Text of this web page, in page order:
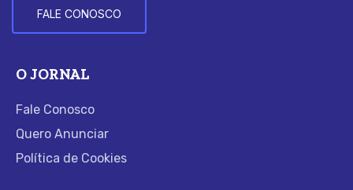
FALE CONOSCO
O JORNAL
Fale Conosco
Quero Anunciar
Política de Cookies